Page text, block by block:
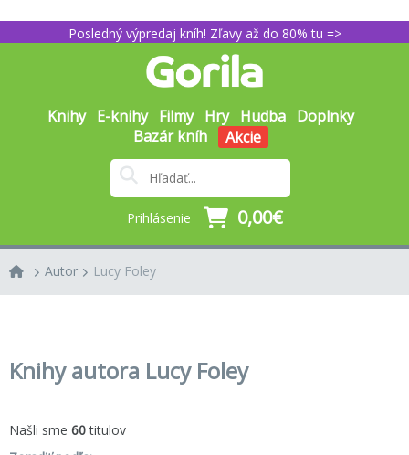
Posledný výpredaj kníh! Zľavy až do 80% tu =>
Knihy E-knihy Filmy Hry Hudba Doplnky
Bazár kníh
Akcie
Prihlásenie 0,00€
Autor Lucy Foley
Knihy autora Lucy Foley
Našli sme 60titulov